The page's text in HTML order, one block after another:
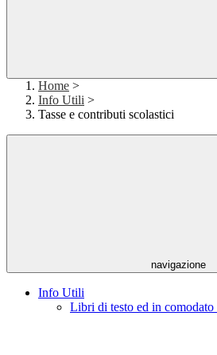
Home >
Info Utili >
Tasse e contributi scolastici
navigazione
Info Utili
Libri di testo ed in comodato